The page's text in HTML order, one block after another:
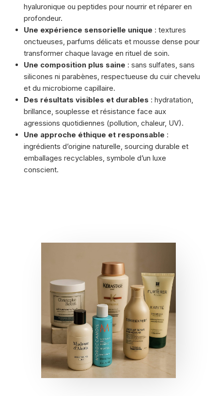
hyaluronique ou peptides pour nourrir et réparer en
profondeur.
Une expérience sensorielle unique : textures
onctueuses, parfums délicats et mousse dense pour
transformer chaque lavage en rituel de soin.
Une composition plus saine : sans sulfates, sans
silicones ni parabènes, respectueuse du cuir chevelu
et du microbiome capillaire.
Des résultats visibles et durables : hydratation,
brillance, souplesse et résistance face aux
agressions quotidiennes (pollution, chaleur, UV).
Une approche éthique et responsable :
ingrédients d’origine naturelle, sourcing durable et
emballages recyclables, symbole d’un luxe
conscient.